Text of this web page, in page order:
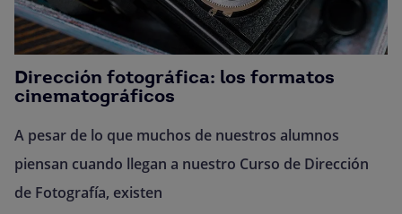
Dirección fotográfica: los formatos
cinematográficos
A pesar de lo que muchos de nuestros alumnos
piensan cuando llegan a nuestro Curso de Dirección
de Fotografía, existen